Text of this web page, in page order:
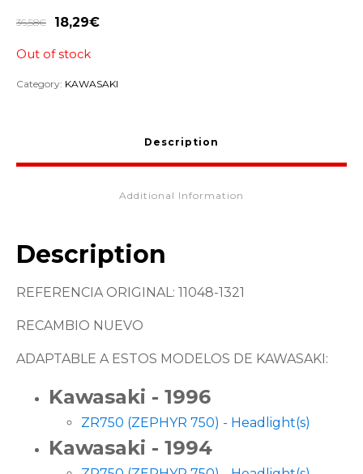
36,58€ 18,29€
Out of stock
Category: KAWASAKI
Description
Additional Information
Description
REFERENCIA ORIGINAL: 11048-1321
RECAMBIO NUEVO
ADAPTABLE A ESTOS MODELOS DE KAWASAKI:
Kawasaki - 1996
ZR750 (ZEPHYR 750) - Headlight(s)
Kawasaki - 1994